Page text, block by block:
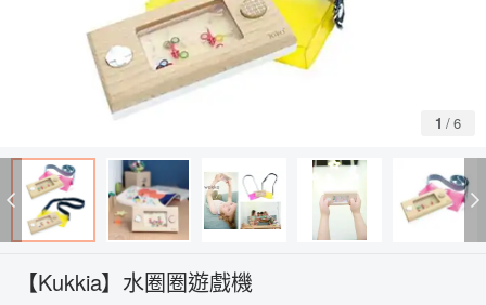
1 /6
【Kukkia】水圈圈遊戲機